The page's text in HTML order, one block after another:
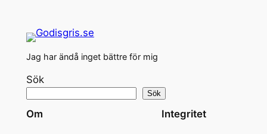
Jag har ändå inget bättre för mig
Sök
Sök
Om Integritet